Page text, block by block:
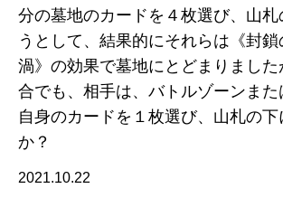
分の墓地のカードを４枚選び、山札
うとして、結果的にそれらは《封
渦》の効果で墓地にとどまりまし
合でも、相手は、バトルゾーンまた
自身のカードを１枚選び、山札の下
か？
2021.10.22